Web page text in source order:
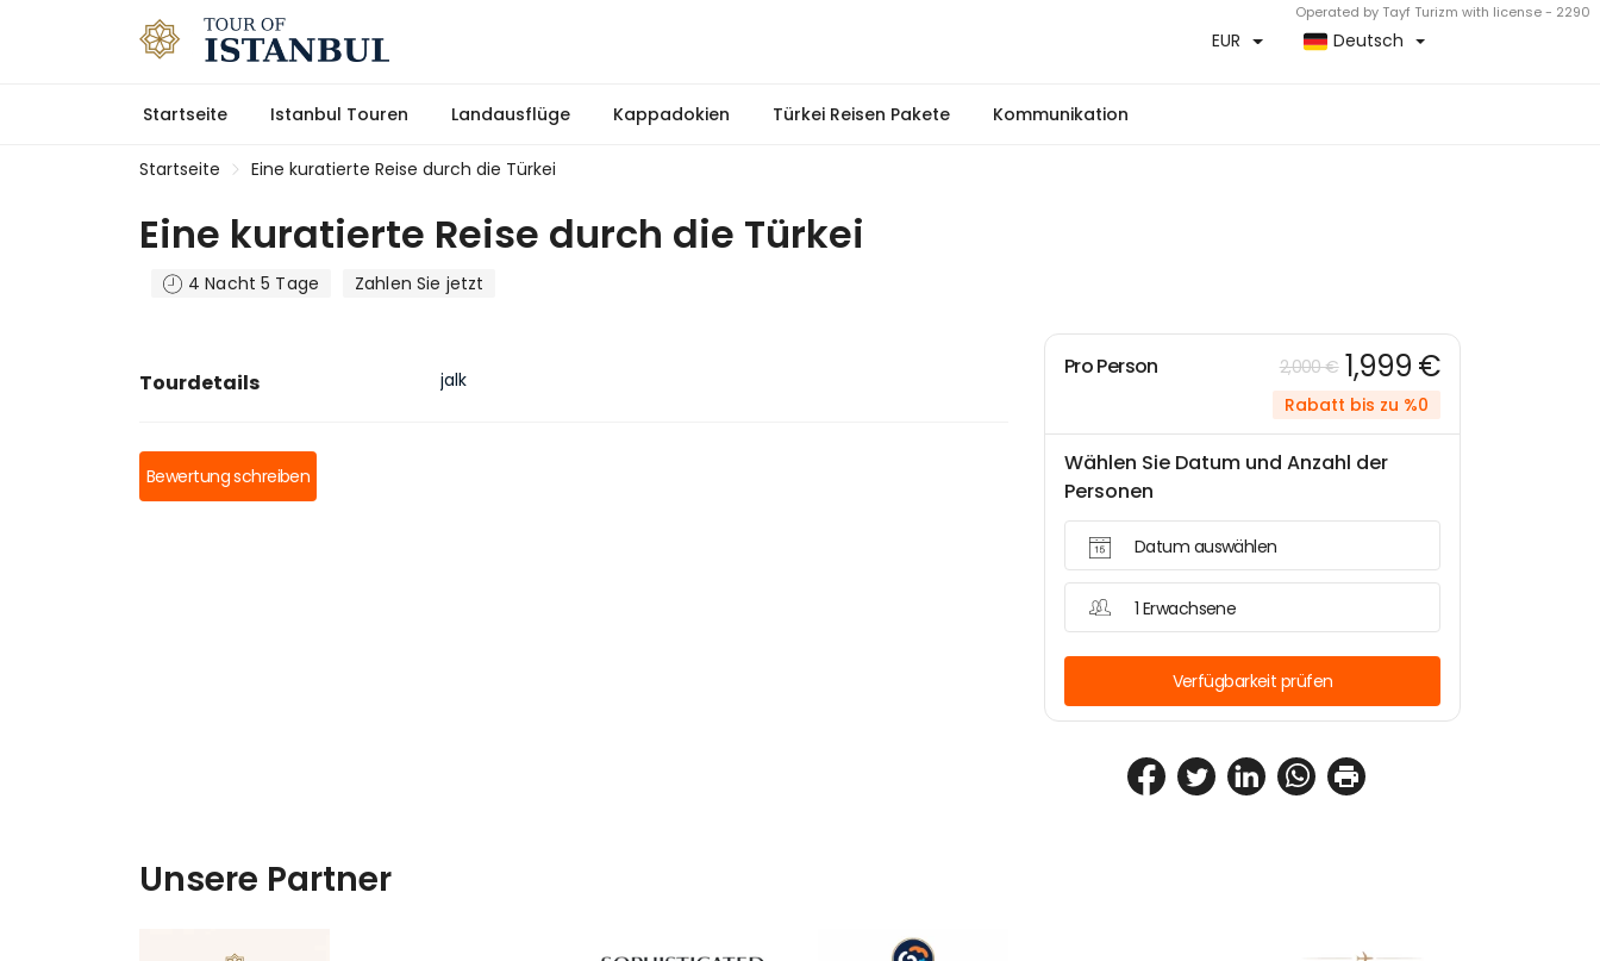
Operated by Tayf Turizm with license - 2290
EUR Deutsch
Startseite Istanbul Touren Landausflüge Kappadokien Türkei Reisen Pakete Kommunikation
Startseite Eine kuratierte Reise durch die Türkei
Eine kuratierte Reise durch die Türkei
4 Nacht 5 Tage Zahlen Sie jetzt
Tourdetails jalk
Bewertung schreiben
Pro Person 2,000 € 1,999 €
Rabatt bis zu %0
Wählen Sie Datum und Anzahl der
Personen
Datum auswählen
1 Erwachsene
Verfügbarkeit prüfen
Unsere Partner